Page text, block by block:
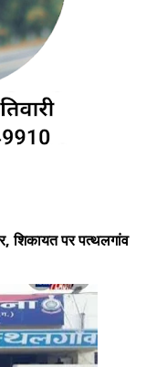
शिकायत पर पत्थलगांव